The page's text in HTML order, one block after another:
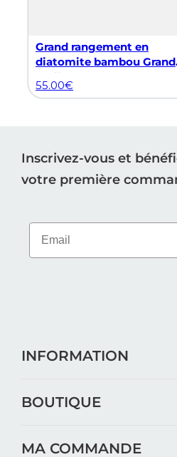
Grand rangement en
diatomite bambou Grand
Stella
55.00€
Inscrivez-vous et
votre première
INFORMATION
BOUTIQUE
MA COMMANDE